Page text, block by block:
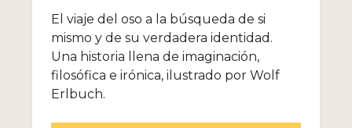
El viaje del oso a la búsqueda de si
mismo y de su verdadera identidad.
Una historia llena de imaginación,
filosófica e irónica, ilustrado por Wolf
Erlbuch.